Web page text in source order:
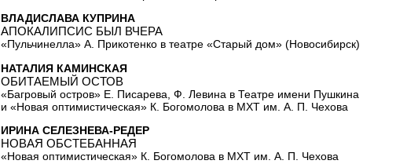
ВЛАДИСЛАВА КУПРИНА
АПОКАЛИПСИС БЫЛ ВЧЕРА
«Пульчинелла» А. Прикотенко в театре «Старый дом» (Новосибирск)
НАТАЛИЯ КАМИНСКАЯ
ОБИТАЕМЫЙ ОСТОВ
«Багровый остров» Е. Писарева, Ф. Левина в Театре имени Пушкина
и «Новая оптимистическая» К. Богомолова в МХТ им. А. П. Чехова
ИРИНА СЕЛЕЗНЕВА-РЕДЕР
НОВАЯ ОБСТЕБАННАЯ
«Новая оптимистическая» К. Богомолова в МХТ им. А. П. Чехова